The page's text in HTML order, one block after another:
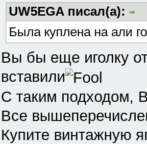
UW5EGA писал(а):
Была куплена на али
Вы бы еще иголку
вставили
С таким подходом,
Все
Купите винтажную